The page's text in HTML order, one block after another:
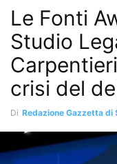
Le Fonti
Studio
crisi del
Di Redazione Gazzetta di